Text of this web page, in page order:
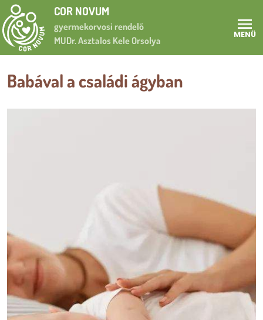
Ugrás a tartalomra
COR NOVUM
gyermekorvosi rendelő
MUDr. Asztalos Kele Orsolya
MENÜ
Babával a családi ágyban